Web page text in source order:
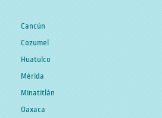
Cancún
Cozumel
Huatulco
Mérida
Minatitlán
Oaxaca